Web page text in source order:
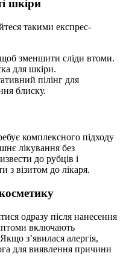
шкіри
такими експрес-
зменшити сліди втоми.
для шкіри.
пілінг для
блиску.
комплексного підходу
лікування без
до рубців і
з візитом до лікаря.
одразу після нанесення
включають
з’явилася алергія,
для виявлення причини